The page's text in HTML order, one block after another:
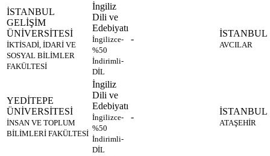
İSTANBUL
GELİŞİM
ÜNİVERSİTESİ
İKTİSADİ, İDARİ VE
SOSYAL BİLİMLER
FAKÜLTESİ
İngiliz
Dili ve
Edebiyatı
İngilizce-
%50
İndirimli-
DİL
-
İSTANBUL
AVCILAR
YEDİTEPE
ÜNİVERSİTESİ
İNSAN VE TOPLUM
BİLİMLERİ FAKÜLTESİ
İngiliz
Dili ve
Edebiyatı
İngilizce-
%50
İndirimli-
DİL
-
İSTANBUL
ATAŞEHİR